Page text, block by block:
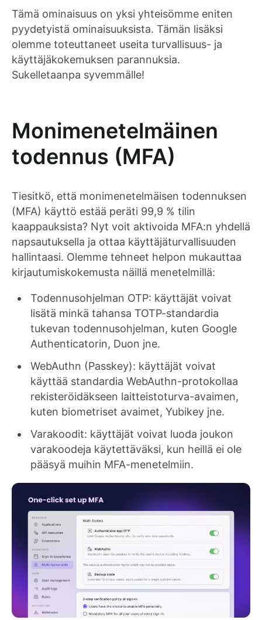
Tämä ominaisuus on yksi yhteisömme eniten
pyydetyistä ominaisuuksista. Tämän lisäksi
olemme toteuttaneet useita turvallisuus- ja
käyttäjäkokemuksen parannuksia.
Sukelletaanpa syvemmälle!
Monimenetelmäinen
todennus (MFA)
Tiesitkö, että monimenetelmäisen todennuksen
(MFA) käyttö estää peräti 99,9 % tilin
kaappauksista? Nyt voit aktivoida MFA:n yhdellä
napsautuksella ja ottaa käyttäjäturvallisuuden
hallintaasi. Olemme tehneet helpon mukauttaa
kirjautumiskokemusta näillä menetelmillä:
Todennusohjelman OTP: käyttäjät voivat
lisätä minkä tahansa TOTP-standardia
tukevan todennusohjelman, kuten Google
Authenticatorin, Duon jne.
WebAuthn (Passkey): käyttäjät voivat
käyttää standardia WebAuthn-protokollaa
rekisteröidäkseen laitteistoturva-avaimen,
kuten biometriset avaimet, Yubikey jne.
Varakoodit: käyttäjät voivat luoda joukon
varakoodeja käytettäväksi, kun heillä ei ole
pääsyä muihin MFA-menetelmiin.